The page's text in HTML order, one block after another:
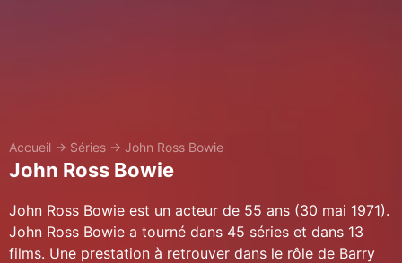
Accueil → Séries → John Ross Bowie
John Ross Bowie
John Ross Bowie est un acteur de 55 ans (30 mai 1971).
John Ross Bowie a tourné dans 45 séries et dans 13
films. Une prestation à retrouver dans le rôle de Barry